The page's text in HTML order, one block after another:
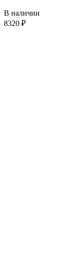
В наличии
8320 ₽